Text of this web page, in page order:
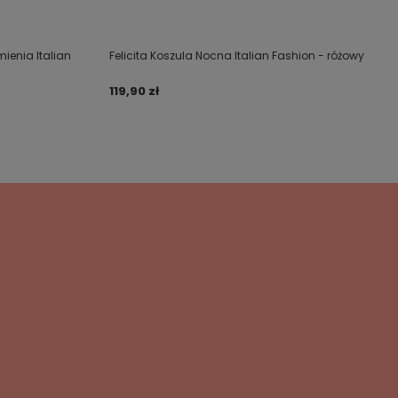
Italian Felicita Koszula Nocna Italian Fashion - różowy
119,90 zł